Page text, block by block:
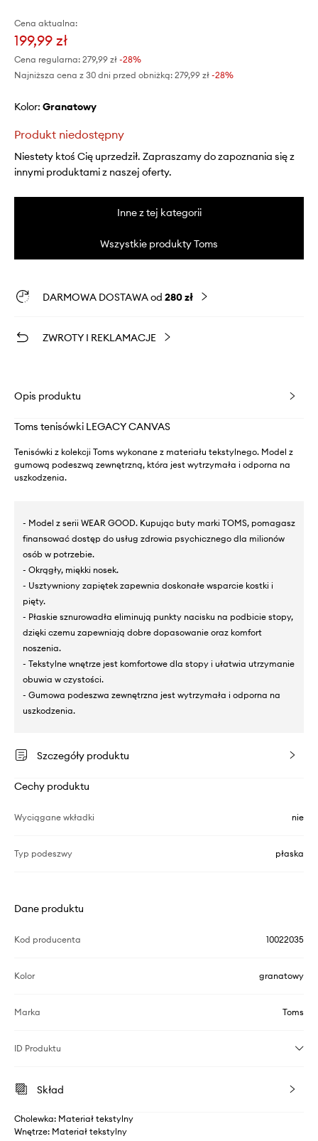
Cena aktualna:
199,99 zł
Cena regularna: 279,99 zł -28%
Najniższa cena z 30 dni przed obniżką: 279,99 zł -28%
Kolor: granatowy
Produkt niedostępny
Niestety ktoś Cię uprzedził. Zapraszamy do zapoznania się z
innymi produktami z naszej oferty.
Inne z tej kategorii
Wszystkie produkty Toms
DARMOWA DOSTAWA od 280 zł
ZWROTY I REKLAMACJE
Opis produktu
Toms tenisówki LEGACY CANVAS
Tenisówki z kolekcji Toms wykonane z materiału tekstylnego. Model z
gumową podeszwą zewnętrzną, która jest wytrzymała i odporna na
uszkodzenia.
- Model z serii WEAR GOOD. Kupując buty marki TOMS, pomagasz
finansować dostęp do usług zdrowia psychicznego dla milionów
osób w potrzebie.
- Okrągły, miękki nosek.
- Usztywniony zapiętek zapewnia doskonałe wsparcie kostki i
pięty.
- Płaskie sznurowadła eliminują punkty nacisku na podbicie stopy,
dzięki czemu zapewniają dobre dopasowanie oraz komfort
noszenia.
- Tekstylne wnętrze jest komfortowe dla stopy i ułatwia utrzymanie
obuwia w czystości.
- Gumowa podeszwa zewnętrzna jest wytrzymała i odporna na
uszkodzenia.
Szczegóły produktu
Cechy produktu
Wyciągane wkładki nie
Typ podeszwy płaska
Dane produktu
Kod producenta 10022035
Kolor granatowy
Marka Toms
ID Produktu
Skład
Cholewka: Materiał tekstylny
Wnętrze: Materiał tekstylny